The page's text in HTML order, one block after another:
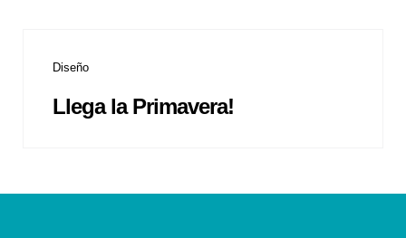
Diseño
Llega la Primavera!